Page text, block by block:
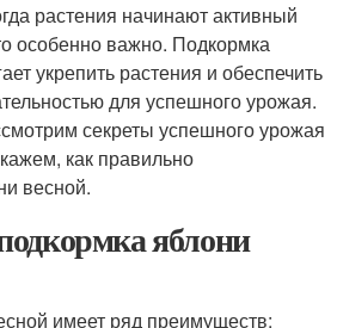
растения начинают активный
особенно важно. Подкормка
укрепить растения и обеспечить
для успешного урожая.
секреты успешного урожая
как правильно
весной.
яблони
имеет ряд преимуществ: